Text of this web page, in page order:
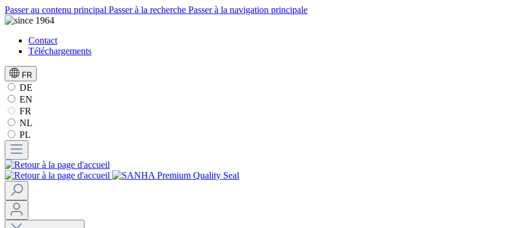
Passer au contenu principal Passer à la recherche Passer à la navigation principale
Contact
Téléchargements
FR
DE
EN
FR
NL
PL